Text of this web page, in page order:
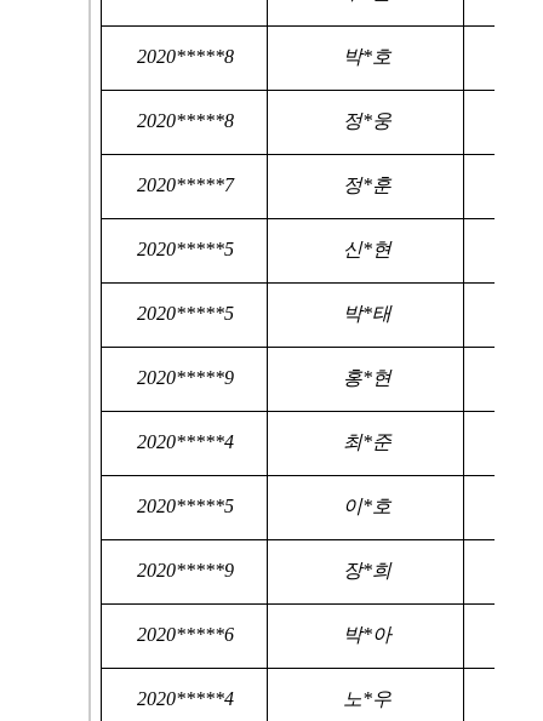
2020*****8 박*호
2020*****8 정*웅
2020*****7 정*훈
2020*****5 신*현
2020*****5 박*태
2020*****9 홍*현
2020*****4 최*준
2020*****5 이*호
2020*****9 장*희
2020*****6 박*아
2020*****4 노*우